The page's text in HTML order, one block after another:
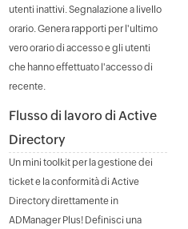
utenti inattivi. Segnalazione a livello
orario. Genera rapporti per l'ultimo
vero orario di accesso e gli utenti
che hanno effettuato l'accesso di
recente.
Flusso di lavoro di Active
Directory
Un mini toolkit per la gestione dei
ticket e la conformità di Active
Directory direttamente in
ADManager Plus! Definisci una